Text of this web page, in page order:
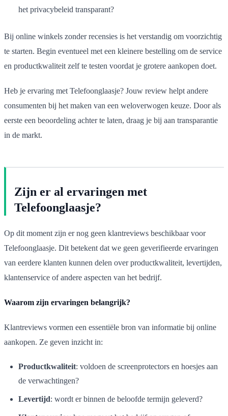
het privacybeleid transparant?
Bij online winkels zonder recensies is het verstandig om voorzichtig
te starten. Begin eventueel met een kleinere bestelling om de service
en productkwaliteit zelf te testen voordat je grotere aankopen doet.
Heb je ervaring met Telefoonglaasje? Jouw review helpt andere
consumenten bij het maken van een weloverwogen keuze. Door als
eerste een beoordeling achter te laten, draag je bij aan transparantie
in de markt.
Zijn er al ervaringen met
Telefoonglaasje?
Op dit moment zijn er nog geen klantreviews beschikbaar voor
Telefoonglaasje. Dit betekent dat we geen geverifieerde ervaringen
van eerdere klanten kunnen delen over productkwaliteit, levertijden,
klantenservice of andere aspecten van het bedrijf.
Waarom zijn ervaringen belangrijk?
Klantreviews vormen een essentiële bron van informatie bij online
aankopen. Ze geven inzicht in:
Productkwaliteit: voldoen de screenprotectors en hoesjes aan
de verwachtingen?
Levertijd: wordt er binnen de beloofde termijn geleverd?